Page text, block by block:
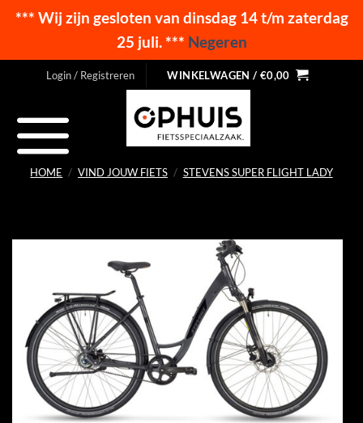
*** Wij zijn gesloten van dinsdag 14 t/m zaterdag
25 juli. *** Negeren
Login / Registreren WINKELWAGEN / €0,00
HOME / VIND JOUW FIETS / STEVENS SUPER FLIGHT LADY